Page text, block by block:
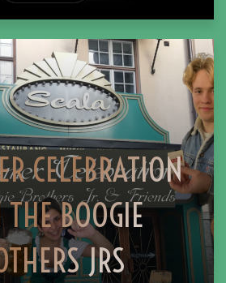
CELEBRATION
BOOGIE
JRS